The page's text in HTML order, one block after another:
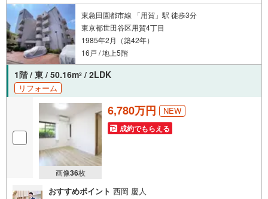
東急田園都市線 「用賀」駅 徒歩3分
東京都世田谷区用賀4丁目
1985年2月（築42年）
16戸 / 地上5階
1階 / 東 / 50.16m2 / 2LDK
リフォーム
画像36枚
6,780万円 NEW
成約でもらえる
おすすめポイント 西岡 慶人